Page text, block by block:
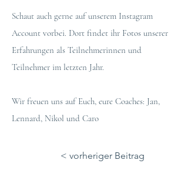
Schaut auch gerne auf unserem Instagram
Account vorbei. Dort findet ihr Fotos unserer
Erfahrungen als Teilnehmerinnen und
Teilnehmer im letzten Jahr.
Wir freuen uns auf Euch, eure Coaches: Jan,
Lennard, Nikol und Caro
< vorheriger Beitrag